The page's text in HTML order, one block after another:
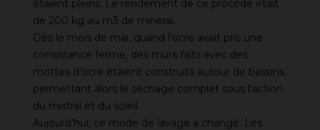
étaient pleins. Le rendement de ce procédé était
de 200 kg au m3 de minerai.
Dès le mois de mai, quand l'ocre avait pris une
consistance ferme, des murs faits avec des
mottes d'ocre étaient construits autour de bassins,
permettant alors le séchage complet sous l'action
du mistral et du soleil.
Aujourd'hui, ce mode de lavage a changé. Les